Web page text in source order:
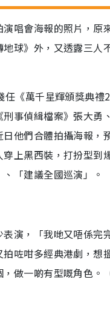
唱會海報的照片，
球》外，又透露三
《萬千星輝頒獎典
事偵緝檔案》張大
他們合體拍攝海報
上黑西裝，打扮型
「建議全國巡演」。
演，「我哋又唔係
咗咁多經典港劇，
做一啲有型嘅角色